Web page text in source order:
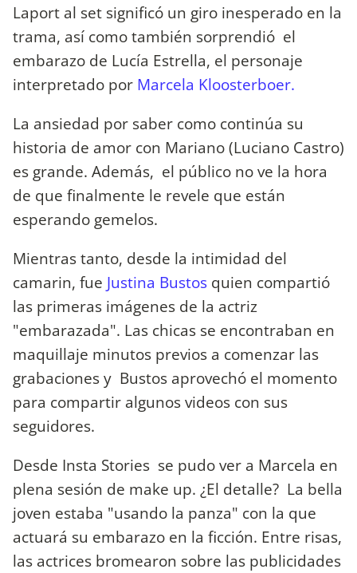
Laport al set significó un giro inesperado en la
trama, así como también sorprendió el
embarazo de Lucía Estrella, el personaje
interpretado por Marcela Kloosterboer.
La ansiedad por saber como continúa su
historia de amor con Mariano (Luciano Castro)
es grande. Además, el público no ve la hora
de que finalmente le revele que están
esperando gemelos.
Mientras tanto, desde la intimidad del
camarin, fue Justina Bustos quien compartió
las primeras imágenes de la actriz
"embarazada". Las chicas se encontraban en
maquillaje minutos previos a comenzar las
grabaciones y Bustos aprovechó el momento
para compartir algunos videos con sus
seguidores.
Desde Insta Stories se pudo ver a Marcela en
plena sesión de make up. ¿El detalle? La bella
joven estaba "usando la panza" con la que
actuará su embarazo en la ficción. Entre risas,
las actrices bromearon sobre las publicidades